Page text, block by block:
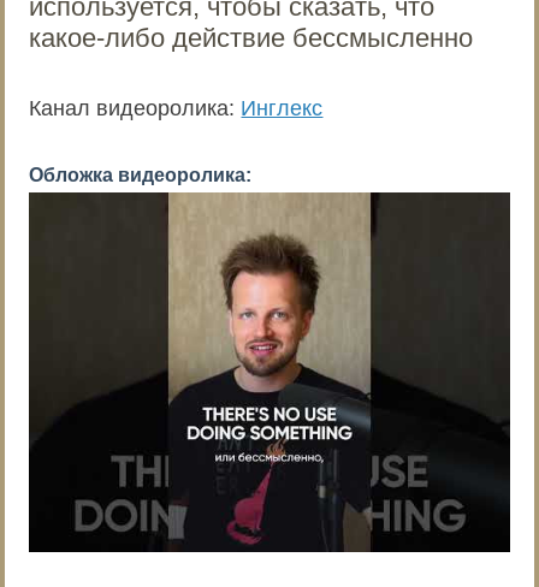
используется, чтобы сказать, что
какое-либо действие бессмысленно
Канал видеоролика: Инглекс
Обложка видеоролика: